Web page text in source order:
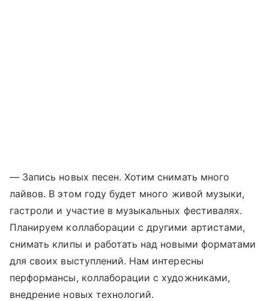
— Запись новых песен. Хотим снимать много
лайвов. В этом году будет много живой музыки,
гастроли и участие в музыкальных фестивалях.
Планируем коллаборации с другими артистами,
снимать клипы и работать над новыми форматами
для своих выступлений. Нам интересны
перформансы, коллаборации с художниками,
внедрение новых технологий.